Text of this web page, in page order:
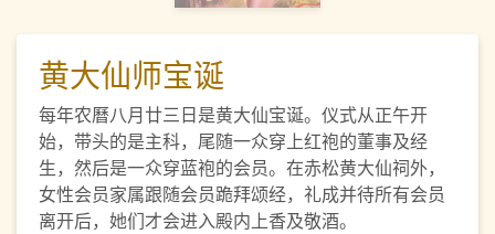
黄大仙师宝诞
每年农曆八月廿三日是黄大仙宝诞。仪式从正午开
始，带头的是主科，尾随一众穿上红袍的董事及经
生，然后是一众穿蓝袍的会员。在赤松黄大仙祠外，
女性会员家属跟随会员跪拜颂经，礼成并待所有会员
离开后，她们才会进入殿内上香及敬酒。